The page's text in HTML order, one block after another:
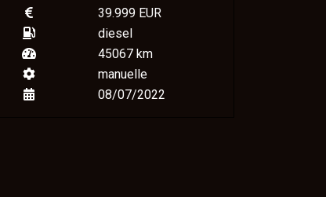
39.999 EUR
diesel
45067 km
manuelle
08/07/2022